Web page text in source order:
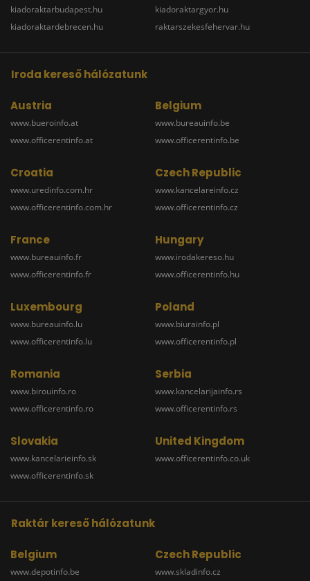
kiadoraktarbudapest.hu
kiadoraktardebrecen.hu
kiadoraktargyor.hu
raktarszekesfehervar.hu
Iroda kereső hálózatunk
Austria
www.bueroinfo.at
www.officerentinfo.at
Belgium
www.bureauinfo.be
www.officerentinfo.be
Croatia
www.uredinfo.com.hr
www.officerentinfo.com.hr
Czech Republic
www.kancelareinfo.cz
www.officerentinfo.cz
France
www.bureauinfo.fr
www.officerentinfo.fr
Hungary
www.irodakereso.hu
www.officerentinfo.hu
Luxembourg
www.bureauinfo.lu
www.officerentinfo.lu
Poland
www.biurainfo.pl
www.officerentinfo.pl
Romania
www.birouinfo.ro
www.officerentinfo.ro
Serbia
www.kancelarijainfo.rs
www.officerentinfo.rs
Slovakia
www.kancelarieinfo.sk
www.officerentinfo.sk
United Kingdom
www.officerentinfo.co.uk
Raktár kereső hálózatunk
Belgium
www.depotinfo.be
Czech Republic
www.skladinfo.cz